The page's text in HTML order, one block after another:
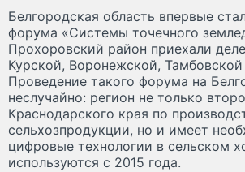
Белгородская область впервые
форума «Системы точечного
Прохоровский район приехали
Курской, Воронежской, Тамбовской
Проведение такого форума на
неслучайно: регион не только
Краснодарского края по
сельхозпродукции, но и имеет
цифровые технологии в сельском
используются с 2015 года.